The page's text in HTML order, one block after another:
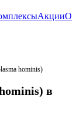
АкцииО
hominis)
в